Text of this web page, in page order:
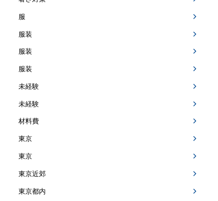
服
服装
服装
服装
未経験
未経験
材料費
東京
東京
東京近郊
東京都内